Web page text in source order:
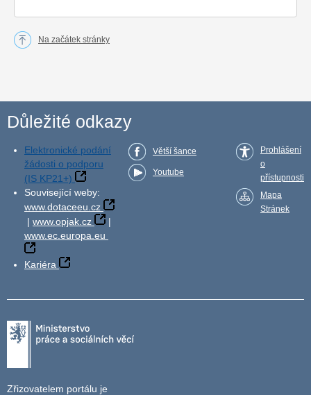
Na začátek stránky
Důležité odkazy
Elektronické podání
žádosti o podporu
(IS KP21+)
Související weby:
www.dotaceeu.cz
| www.opjak.cz
|
www.ec.europa.eu
Kariéra
Větší šance
Youtube
Prohlášení
o
přístupnosti
Mapa
Stránek
Zřizovatelem portálu je